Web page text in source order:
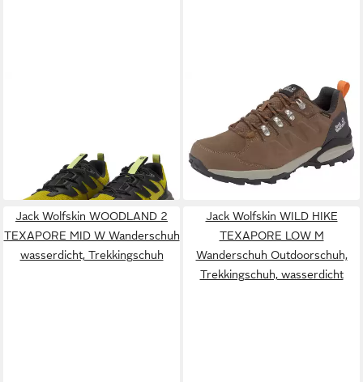
JACK WOLFSKINREFUGIO
TEXAPORE LOW W
Wanderschuh wasserdicht,
Trekkingschuh
ab 125,99 €
Jack Wolfskin WOODLAND 2
TEXAPORE MID W Wanderschuh
wasserdicht, Trekkingschuh
Jack Wolfskin WILD HIKE
TEXAPORE LOW M
Wanderschuh Outdoorschuh,
Trekkingschuh, wasserdicht